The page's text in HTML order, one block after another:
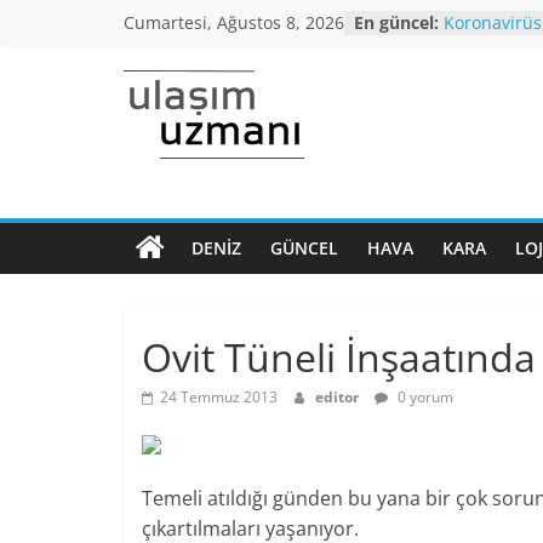
Cumartesi, Ağustos 8, 2026 En güncel:
Bursa’dan
otobüs
İstanbul’da
Ulaşım
Uzmanı
UlaşımınDENIZ GÜNCEL HAVA KARA
Ovit Tüneli
24 Temmuz 2013 editor 0 yorum
Temeli atıldığı günden bu yana bir çok
çıkartılmaları yaşanıyor.